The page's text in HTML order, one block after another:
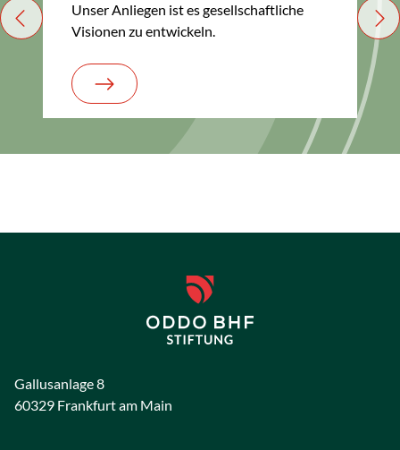
Unser Anliegen ist es gesellschaftliche
Visionen zu entwickeln.
Previous
Gallusanlage 8
60329 Frankfurt am Main